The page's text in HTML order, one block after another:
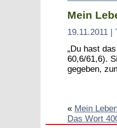
Mein
19.11.2011 |
„Du hast
60,6/61,6).
gegeben,
« Mein
Das Wort